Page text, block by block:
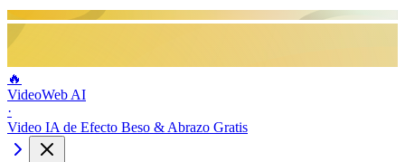
🔥
VideoWeb AI
·
Video IA de Efecto Beso & Abrazo Gratis